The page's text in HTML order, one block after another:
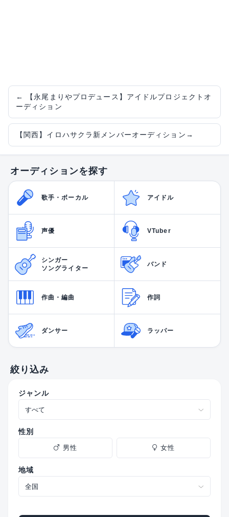
←
【永尾まりやプロデュース】アイドルプロジェクトオ
ーディション
【関西】イロハサクラ新メンバーオーディション →
オーディションを探す
歌手・ボーカル アイドル
声優 VTuber
シンガー
ソングライター
バンド
作曲・編曲 作詞
ダンサー ラッパー
絞り込み
ジャンル
性別
男性 女性
地域